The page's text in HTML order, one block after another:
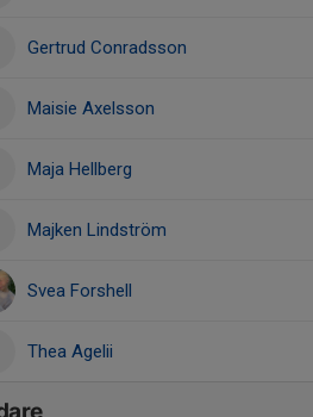
Gertrud Conradsson
Maisie Axelsson
Maja Hellberg
Majken Lindström
Svea Forshell
Thea Agelii